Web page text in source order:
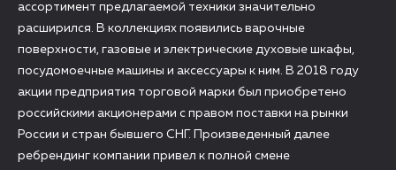
ассортимент предлагаемой техники значительно
расширился. В коллекциях появились варочные
поверхности, газовые и электрические духовые шкафы,
посудомоечные машины и аксессуары к ним. В 2018 году
акции предприятия торговой марки был приобретено
российскими акционерами с правом поставки на рынки
России и стран бывшего СНГ. Произведенный далее
ребрендинг компании привел к полной смене